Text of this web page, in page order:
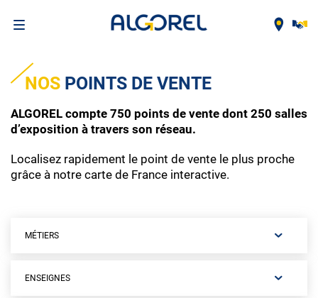
contenu
principal
NOS POINTS DE VENTE
ALGOREL compte 750 points de vente dont 250 salles
d’exposition à travers son réseau.
Localisez rapidement le point de vente le plus proche
grâce à notre carte de France interactive.
MÉTIERS
ENSEIGNES